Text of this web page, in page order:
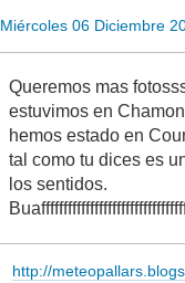
Miércoles 06 Diciembre
Queremos mas
estuvimos en
hemos estado en
tal como tu dices es
los sentidos.
http://